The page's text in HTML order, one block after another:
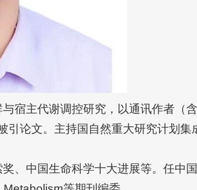
宿主代谢调控研究，以通讯作者（
论文。主持国自然重大研究计划集
、中国生命科学十大进展等。任中